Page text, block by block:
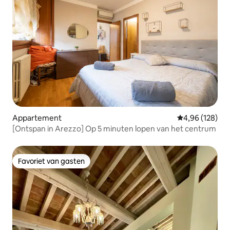
Appartement Gemiddelde
4,96 (128)
[Ontspan in Arezzo] Op 5 minuten lopen van het centrum
Favoriet van gasten
Favoriet van gasten